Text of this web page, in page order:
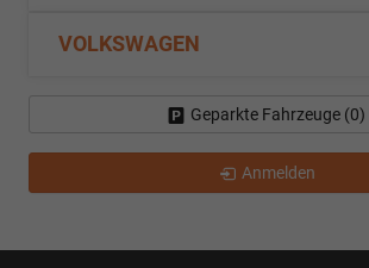
VOLKSWAGEN
Geparkte Fahrzeuge (0)
Anmelden